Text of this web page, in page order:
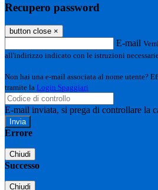
Recupero password
button close ×
E-mail
all'indirizzo indicato con le istruzioni
Non hai una e-mail associata al nome utente?
tramite la Login Spaggiari
E-mail inviata, si prega di controllare la
Errore
Chiudi
Successo
Chiudi